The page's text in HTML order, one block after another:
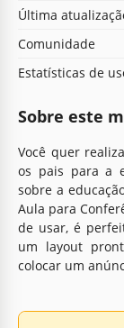
Última
Comunidade
Estatísticas de
Sobre este
Você quer
os pais para a
sobre a
Aula para
de usar, é
um layout
colocar um